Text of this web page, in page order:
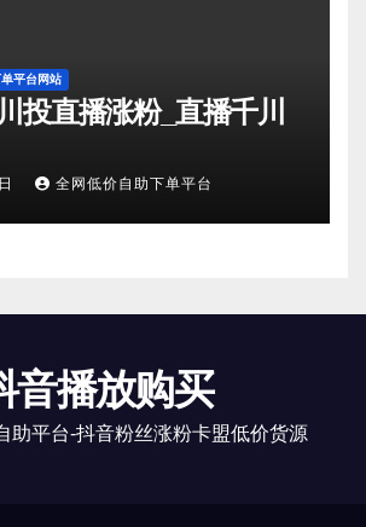
平台网站
投直播涨粉_直播千川
全网低价自助下单平台
音播放购买
助平台-抖音粉丝涨粉卡盟低价货源